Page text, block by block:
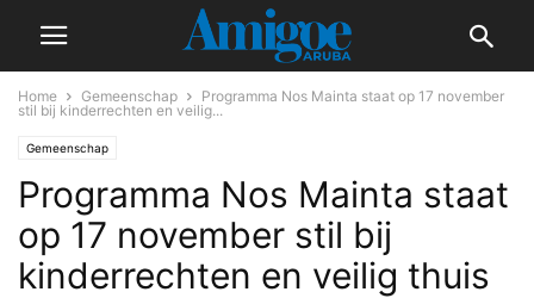
Home Gemeenschap
Programma Nos Mainta staat op 17 november
stil bij kinderrechten en veilig...
Gemeenschap
Programma Nos Mainta staat
op 17 november stil bij
kinderrechten en veilig thuis